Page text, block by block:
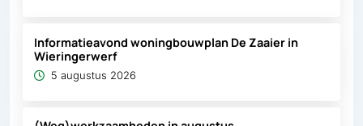
Informatieavond woningbouwplan De Zaaier in
Wieringerwerf
5 augustus 2026